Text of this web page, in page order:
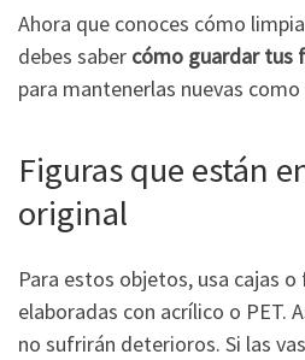
Ahora que conoces cómo
debes saber cómo guardar tus
para mantenerlas nuevas
Figuras que están
original
Para estos objetos, usa cajas
elaboradas con acrílico o PET.
no sufrirán deterioros. Si las